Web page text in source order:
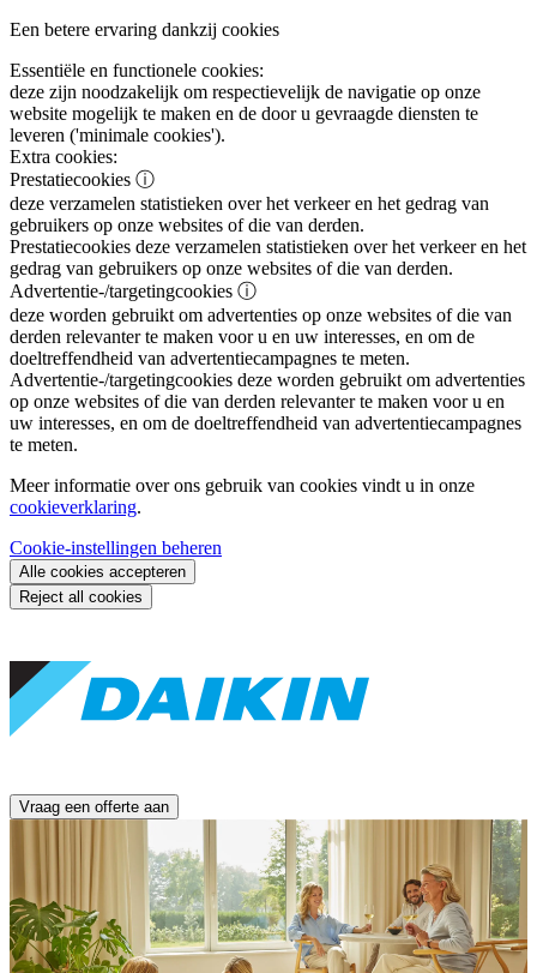
Een betere ervaring dankzij cookies
Essentiële en functionele cookies:
deze zijn noodzakelijk om respectievelijk de navigatie op onze
website mogelijk te maken en de door u gevraagde diensten te
leveren ('minimale cookies').
Extra cookies:
Prestatiecookies ⓘ
deze verzamelen statistieken over het verkeer en het gedrag van
gebruikers op onze websites of die van derden.
Prestatiecookies deze verzamelen statistieken over het verkeer en het
gedrag van gebruikers op onze websites of die van derden.
Advertentie-/targetingcookies ⓘ
deze worden gebruikt om advertenties op onze websites of die van
derden relevanter te maken voor u en uw interesses, en om de
doeltreffendheid van advertentiecampagnes te meten.
Advertentie-/targetingcookies deze worden gebruikt om advertenties
op onze websites of die van derden relevanter te maken voor u en
uw interesses, en om de doeltreffendheid van advertentiecampagnes
te meten.
Meer informatie over ons gebruik van cookies vindt u in onze
cookieverklaring.
Cookie-instellingen beheren
Alle cookies accepteren
Reject all cookies
Vraag een offerte aan